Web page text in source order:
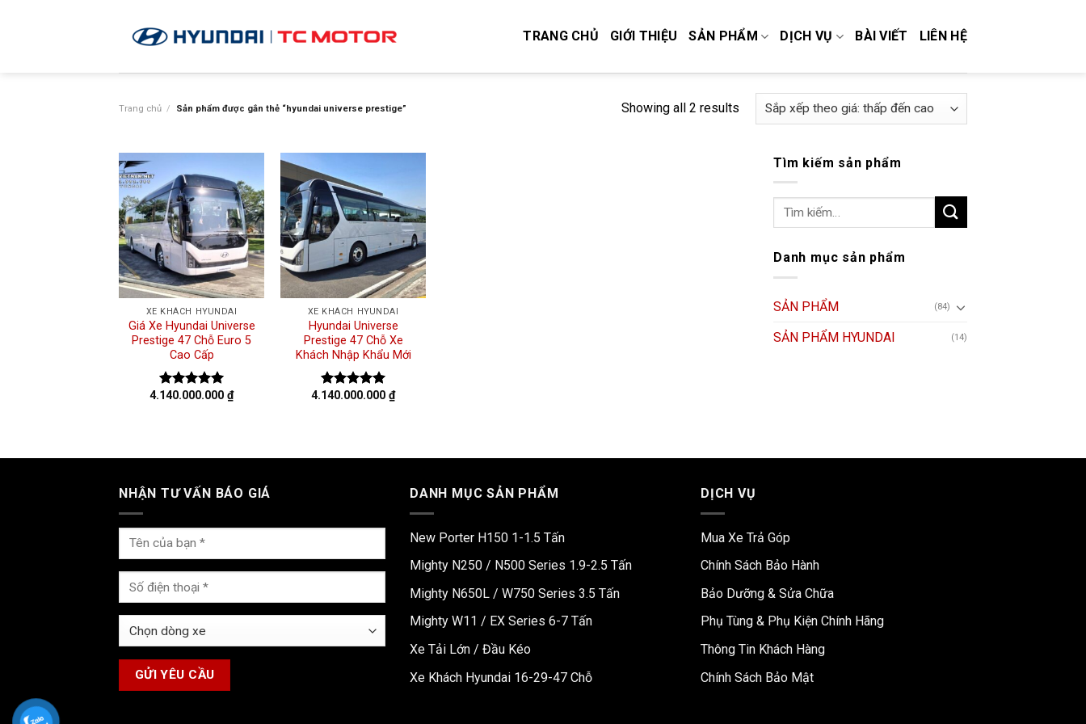
TRANG CHỦ GIỚI THIỆU SẢN PHẨM DỊCH VỤ BÀI VIẾT LIÊN HỆ
Trang chủ / Sản phẩm được gắn thẻ “hyundai universe prestige” Showing all 2 results
XE KHÁCH HYUNDAI
Giá Xe Hyundai Universe
Prestige 47 Chỗ Euro 5
Cao Cấp
Được xếp
4.140.000.000 ₫
XE KHÁCH HYUNDAI
Hyundai Universe
Prestige 47 Chỗ Xe
Khách Nhập Khẩu Mới
Được xếp
4.140.000.000 ₫
Tìm kiếm sản phẩm
Tìm
kiếm:
Danh mục sản phẩm
SẢN PHẨM (84)
SẢN PHẨM HYUNDAI (14)
NHẬN TƯ VẤN BÁO GIÁ DANH MỤC SẢN PHẨM
New Porter H150 1-1.5 Tấn
Mighty N250 / N500 Series 1.9-2.5 Tấn
Mighty N650L / W750 Series 3.5 Tấn
Mighty W11 / EX Series 6-7 Tấn
Xe Tải Lớn / Đầu Kéo
Xe Khách Hyundai 16-29-47 Chỗ
DỊCH VỤ
Mua Xe Trả Góp
Chính Sách Bảo Hành
Bảo Dưỡng & Sửa Chữa
Phụ Tùng & Phụ Kiện Chính Hãng
Thông Tin Khách Hàng
Chính Sách Bảo Mật